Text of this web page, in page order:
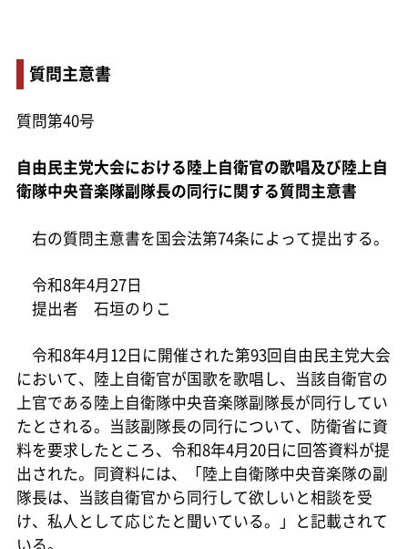
質問主意書
質問第40号
自由民主党大会における陸上自衛官の歌唱及び陸上自
衛隊中央音楽隊副隊長の同行に関する質問主意書
右の質問主意書を国会法第74条によって提出する。
令和8年4月27日
提出者 石垣のりこ
令和8年4月12日に開催された第93回自由民主党大会
において、陸上自衛官が国歌を歌唱し、当該自衛官の
上官である陸上自衛隊中央音楽隊副隊長が同行してい
たとされる。当該副隊長の同行について、防衛省に資
料を要求したところ、令和8年4月20日に回答資料が提
出された。同資料には、「陸上自衛隊中央音楽隊の副
隊長は、当該自衛官から同行して欲しいと相談を受
け、私人として応じたと聞いている。」と記載されて
いる。